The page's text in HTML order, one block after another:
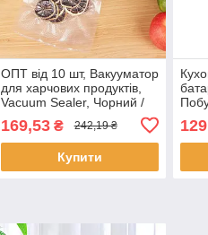
ОПТ від 10 шт, Вакууматор
для харчових продуктів,
Vacuum Sealer, Чорний /
для їжі
169,53₴ 242,19 ₴
Купити